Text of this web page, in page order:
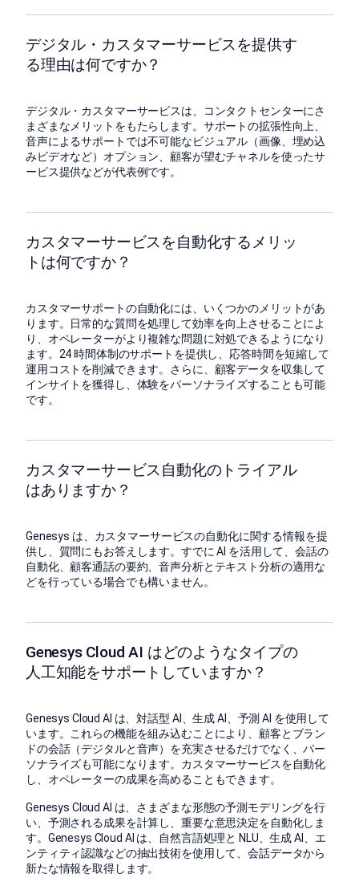
デジタル・カスタマーサービスを提供す
る理由は何ですか？
デジタル・カスタマーサービスは、コンタクトセンターにさ
まざまなメリットをもたらします。サポートの拡張性向上、
音声によるサポートでは不可能なビジュアル（画像、埋め込
みビデオなど）オプション、顧客が望むチャネルを使ったサ
ービス提供などが代表例です。
カスタマーサービスを自動化するメリッ
トは何ですか？
カスタマーサポートの自動化には、いくつかのメリットがあ
ります。日常的な質問を処理して効率を向上させることによ
り、オペレーターがより複雑な問題に対処できるようになり
ます。24 時間体制のサポートを提供し、応答時間を短縮して
運用コストを削減できます。さらに、顧客データを収集して
インサイトを獲得し、体験をパーソナライズすることも可能
です。
カスタマーサービス自動化のトライアル
はありますか？
Genesys は、カスタマーサービスの自動化に関する情報を提
供し、質問にもお答えします。すでに AI を活用して、会話の
自動化、顧客通話の要約、音声分析とテキスト分析の適用な
どを行っている場合でも構いません。
Genesys Cloud AI はどのようなタイプの
人工知能をサポートしていますか？
Genesys Cloud AI は、対話型 AI、生成 AI、予測 AI を使用して
います。これらの機能を組み込むことにより、顧客とブラン
ドの会話（デジタルと音声）を充実させるだけでなく、パー
ソナライズも可能になります。カスタマーサービスを自動化
し、オペレーターの成果を高めることもできます。
Genesys Cloud AI は、さまざまな形態の予測モデリングを行
い、予測される成果を計算し、重要な意思決定を自動化しま
す。Genesys Cloud AI は、自然言語処理と NLU、生成 AI、エ
ンティティ認識などの抽出技術を使用して、会話データから
新たな情報を取得します。